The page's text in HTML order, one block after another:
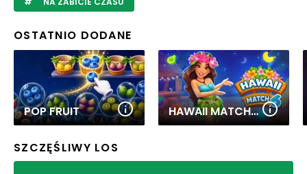
OSTATNIO DODANE
POP FRUIT HAWAII MATCH 6
SZCZĘŚLIWY LOS